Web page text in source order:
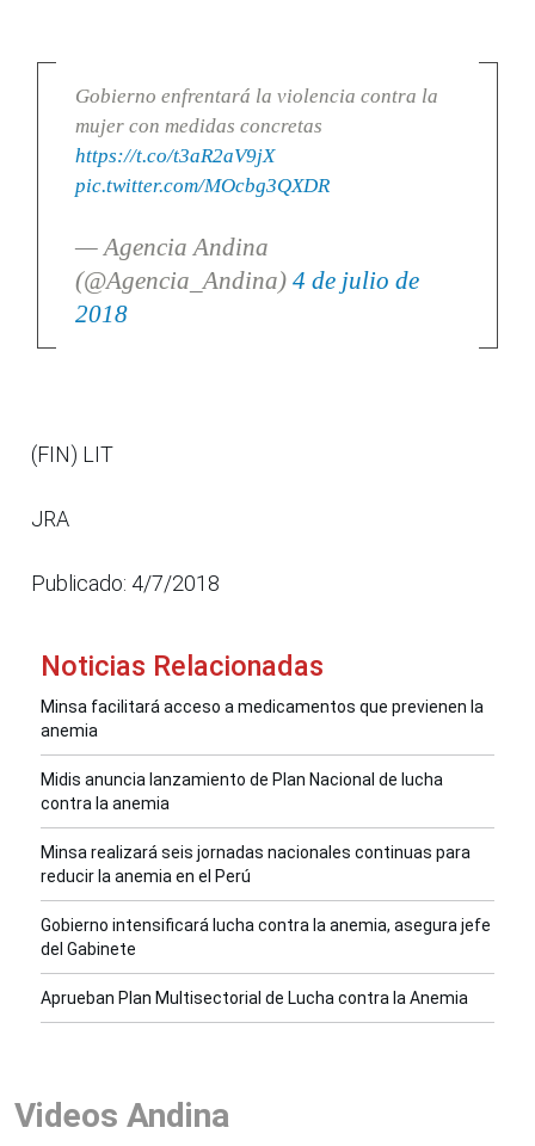
Gobierno enfrentará la violencia contra la
mujer con medidas concretas
https://t.co/t3aR2aV9jX
pic.twitter.com/MOcbg3QXDR
— Agencia Andina
(@Agencia_Andina) 4 de julio de
2018
(FIN) LIT
JRA
Publicado: 4/7/2018
Noticias Relacionadas
Minsa facilitará acceso a medicamentos que previenen la
anemia
Midis anuncia lanzamiento de Plan Nacional de lucha
contra la anemia
Minsa realizará seis jornadas nacionales continuas para
reducir la anemia en el Perú
Gobierno intensificará lucha contra la anemia, asegura jefe
del Gabinete
Aprueban Plan Multisectorial de Lucha contra la Anemia
Videos Andina